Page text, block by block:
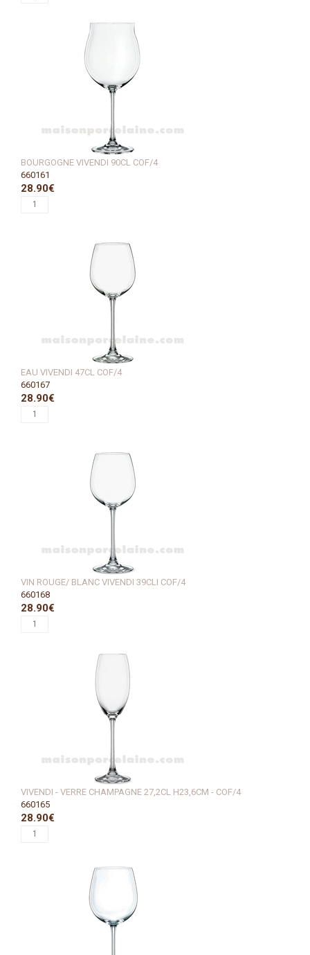
BOURGOGNE VIVENDI 90CL COF/4
660161
28.90€
EAU VIVENDI 47CL COF/4
660167
28.90€
VIN ROUGE/ BLANC VIVENDI 39CLI COF/4
660168
28.90€
VIVENDI - VERRE CHAMPAGNE 27,2CL H23,6CM - COF/4
660165
28.90€